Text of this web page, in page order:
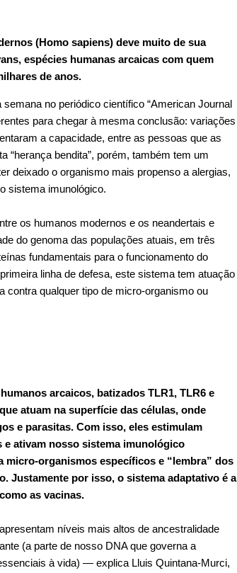
(Homo sapiens) deve muito de sua
espécies humanas arcaicas com quem
de anos.
no periódico científico “American Journal
para chegar à mesma conclusão: variações
a capacidade, entre as pessoas que as
“herança bendita”, porém, também tem um
deixado o organismo mais propenso a alergias,
sistema imunológico.
os humanos modernos e os neandertais e
do genoma das populações atuais, em três
fundamentais para o funcionamento do
linha de defesa, este sistema tem atuação
contra qualquer tipo de micro-organismo ou
arcaicos, batizados TLR1, TLR6 e
atuam na superfície das células, onde
e parasitas. Com isso, eles estimulam
ativam nosso sistema imunológico
micro-organismos específicos e “lembra” dos
Justamente por isso, o sistema adaptativo é a
as vacinas.
níveis mais altos de ancestralidade
(a parte de nosso DNA que governa a
à vida) — explica Lluis Quintana-Murci,